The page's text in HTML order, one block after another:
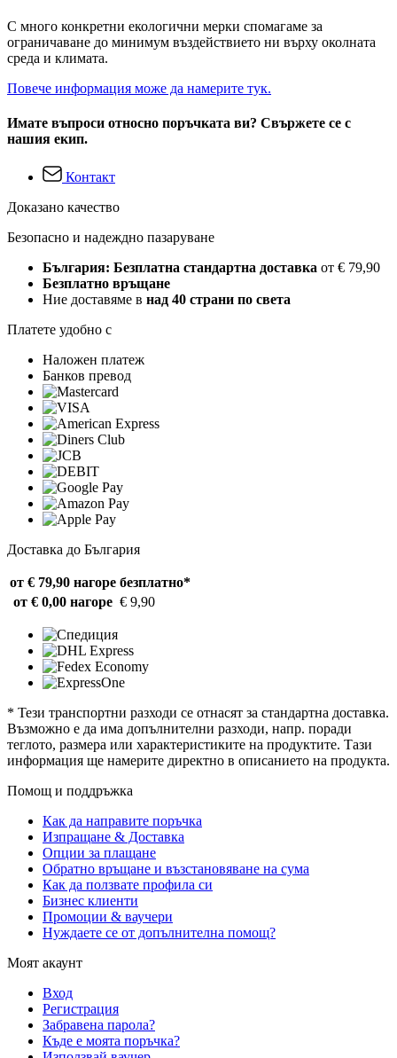
С много конкретни екологични мерки спомагаме за
ограничаване до минимум въздействието ни върху околната
среда и климата.
Повече информация може да намерите тук.
Имате въпроси относно поръчката ви? Свържете се с
нашия екип.
Контакт
Доказано качество
Безопасно и надеждно пазаруване
България: Безплатна стандартна доставка от € 79,90
Безплатно връщане
Ние доставяме в над 40 страни по света
Платете удобно с
Наложен платеж
Банков превод
Доставка до България
от € 79,90 нагоре безплатно*
от € 0,00 нагоре € 9,90
* Тези транспортни разходи се отнасят за стандартна доставка.
Възможно е да има допълнителни разходи, напр. поради
теглото, размера или характеристиките на продуктите. Тази
информация ще намерите директно в описанието на продукта.
Помощ и поддръжка
Как да направите поръчка
Изпращане & Доставка
Опции за плащане
Обратно връщане и възстановяване на сума
Как да ползвате профила си
Бизнес клиенти
Промоции & ваучери
Нуждаете се от допълнителна помощ?
Моят акаунт
Вход
Регистрация
Забравена парола?
Къде е моята поръчка?